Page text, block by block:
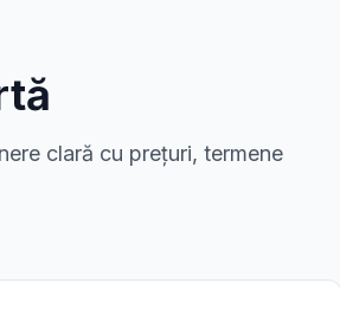
clară cu prețuri, termene